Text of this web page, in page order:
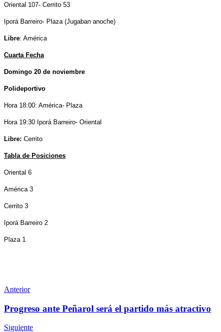
Oriental 107- Cerrito 53
Iporá Barreiro- Plaza (Jugaban anoche)
Libre: América
Cuarta Fecha
Domingo 20 de noviembre
Polideportivo
Hora 18:00: América- Plaza
Hora 19:30 Iporá Barreiro- Oriental
Libre: Cerrito
Tabla de Posiciones
Oriental 6
América 3
Cerrito 3
Iporá Barreiro 2
Plaza 1
Anterior
Progreso ante Peñarol será el partido más atractivo
Siguiente